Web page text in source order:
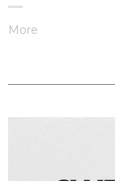
More